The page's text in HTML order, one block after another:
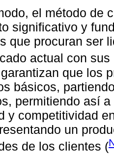
el método de
significativo y
que procuran ser
actual con
que los
básicos,
permitiendo así
y competitividad
un
de los clientes (